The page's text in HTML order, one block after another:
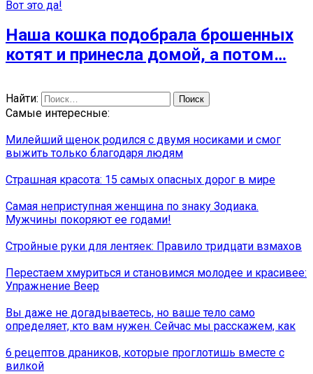
Вот это да!
Наша кошка подобрала брошенных
котят и принесла домой, а потом…
Найти:
Самые интересные:
Милейший щенок родился с двумя носиками и смог
выжить только благодаря людям
Страшная красота: 15 самых опасных дорог в мире
Самая неприступная женщина по знаку Зодиака.
Мужчины покоряют ее годами!
Стройные руки для лентяек: Правило тридцати взмахов
Перестаем хмуриться и становимся молодее и красивее:
Упражнение Веер
Вы даже не догадываетесь, но ваше тело само
определяет, кто вам нужен. Сейчас мы расскажем, как
6 рецептов драников, которые проглотишь вместе с
вилкой